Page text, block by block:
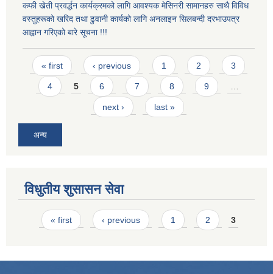
कफी खेती प्रवर्द्धन कार्यक्रमको लागि आवश्यक मेसिनरी सामानहरु साथै विविध
वस्तुहरूको खरिद तथा ढुवानी कार्यको लागि अनलाइन सिलबन्दी दरभाउपत्र
आह्वान गरिएको बारे सूचना !!!
Pages
« first ‹ previous 1 2 3
4 5 6 7 8 9
next › last »
अन्य
विधुतीय शुसासन सेवा
Pages
« first ‹ previous 1 2 3